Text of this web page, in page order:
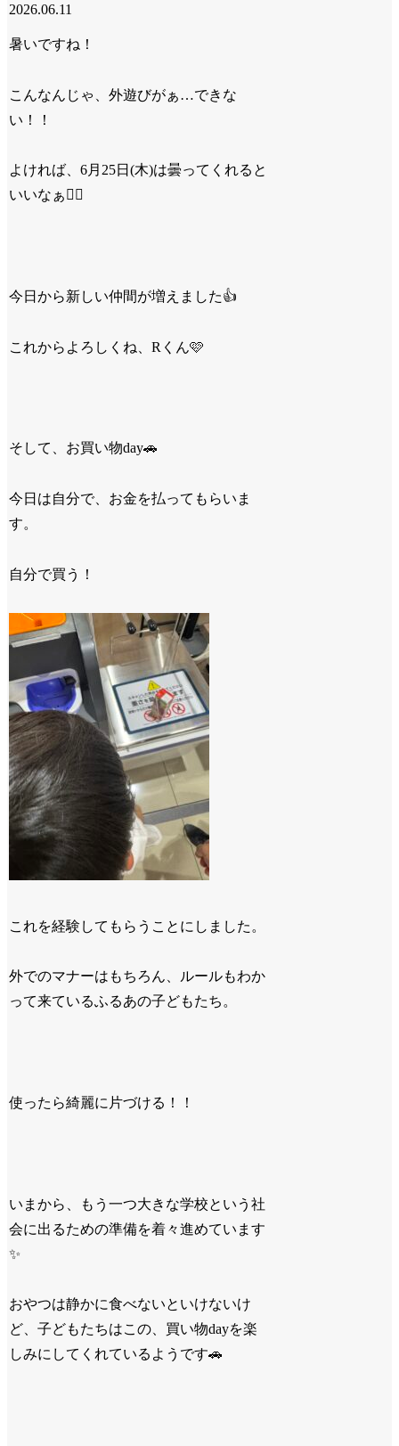
2026.06.11
暑いですね！
こんなんじゃ、外遊びがぁ…できな
い！！
よければ、6月25日(木)は曇ってくれると
いいなぁ🙇‍♂️
今日から新しい仲間が増えました👍
これからよろしくね、Rくん🩷
そして、お買い物day🚗
今日は自分で、お金を払ってもらいま
す。
自分で買う！
これを経験してもらうことにしました。
外でのマナーはもちろん、ルールもわか
って来ているふるあの子どもたち。
使ったら綺麗に片づける！！
いまから、もう一つ大きな学校という社
会に出るための準備を着々進めています
✨
おやつは静かに食べないといけないけ
ど、子どもたちはこの、買い物dayを楽
しみにしてくれているようです🚗